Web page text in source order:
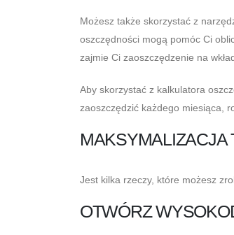
Możesz także skorzystać z
oszczędności mogą pomóc Ci
zajmie Ci zaoszczędzenie na
Aby skorzystać z kalkulatora
zaoszczędzić każdego miesiąca,
MAKSYMALIZACJA
Jest kilka rzeczy, które możesz
OTWÓRZ